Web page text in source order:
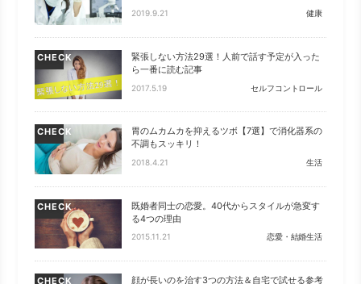
2019.9.21 健康
CHECK
緊張しない方法29選！人前で話す予定が入った
ら一番に読む記事
2017.5.19 セルフコントロール
CHECK
胃のムカムカを抑えるツボ【7選】で消化器系の
不調もスッキリ！
2018.4.21 生活
CHECK
既婚者同士の恋愛。40代からスタイルが急変す
る4つの理由
2015.11.21 恋愛・結婚生活
CHECK 顔が長いのを治す3つの方法＆自宅で試せる参考